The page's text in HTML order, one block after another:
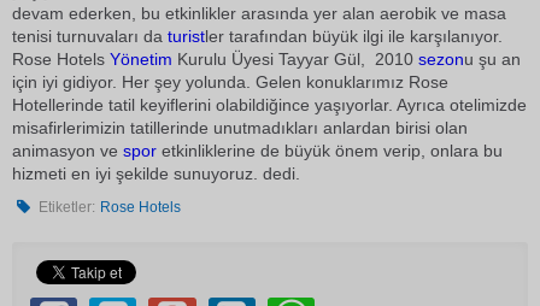
devam ederken, bu etkinlikler arasında yer alan aerobik ve masa
tenisi turnuvaları da turistler tarafından büyük ilgi ile karşılanıyor.
Rose Hotels Yönetim Kurulu Üyesi Tayyar Gül,  2010 sezonu şu an
için iyi gidiyor. Her şey yolunda. Gelen konuklarımız Rose
Hotellerinde tatil keyiflerini olabildiğince yaşıyorlar. Ayrıca otelimizde
misafirlerimizin tatillerinde unutmadıkları anlardan birisi olan
animasyon ve spor etkinliklerine de büyük önem verip, onlara bu
hizmeti en iyi şekilde sunuyoruz. dedi.
Etiketler: Rose Hotels